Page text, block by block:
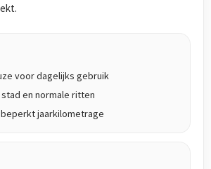
voor dagelijks gebruik
en normale ritten
jaarkilometrage